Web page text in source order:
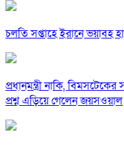
চলতি সপ্তাহে ইরানে ভয়াবহ
প্রধানমন্ত্রী নাকি,
প্রশ্ন এড়িয়ে গেলেন জয়সওয়াল